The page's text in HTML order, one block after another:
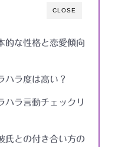
CLOSE
的な性格と恋愛傾向
ハラ度は高い？
ハラ言動チェックリ
氏との付き合い方の